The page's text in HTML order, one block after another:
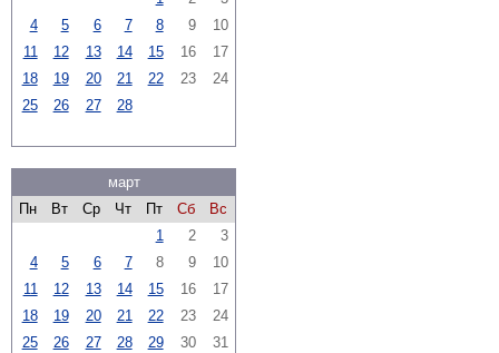
4
5 6 7 8 9
10
11
12 13 14 15 16
17
18
19 20 21 22 23
24
25
26 27 28
март
Пн
Вт Ср Чт Пт Сб
Вс
1
2
3
4
5 6 7 8 9
10
11
12 13 14 15 16
17
18
19 20 21 22 23
24
25
26 27 28 29 30 31